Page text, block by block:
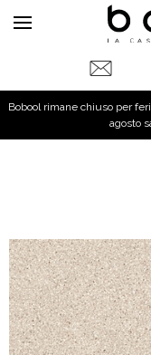
Bobool rimane chiuso per
agosto